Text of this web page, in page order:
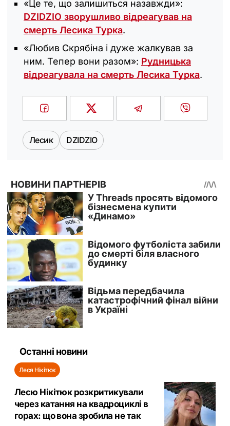
«Це те, що залишиться назавжди»:
DZIDZIO зворушливо відреагував на
смерть Лесика Турка.
«Любив Скрябіна і дуже жалкував за
ним. Тепер вони разом»: Рудницька
відреагувала на смерть Лесика Турка.
Лесик DZIDZIO
Останні новини
Леся Нікітюк
Лесю Нікітюк розкритикували
через катання на квадроциклі в
горах: що вона зробила не так